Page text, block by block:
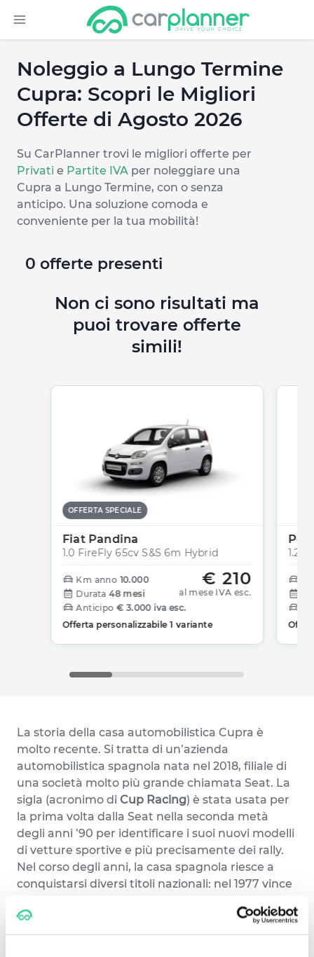
Noleggio a Lungo Termine
Cupra: Scopri le Migliori
Offerte di Agosto 2026
Su CarPlanner trovi le migliori offerte per
Privati e Partite IVA per noleggiare una
Cupra a Lungo Termine, con o senza
anticipo. Una soluzione comoda e
conveniente per la tua mobilità!
0 offerte presenti
Non ci sono risultati ma
puoi trovare offerte
simili!
OFFERTA SPECIALE
Fiat Pandina
1.0 FireFly 65cv S&S 6m Hybrid
€ 210
al mese IVA esc.
Km anno 10.000
Durata 48 mesi
Anticipo € 3.000 iva esc.
Offerta personalizzabile 1 variante
1.2
La storia della casa automobilistica Cupra è
molto recente. Si tratta di un’azienda
automobilistica spagnola nata nel 2018, filiale di
una società molto più grande chiamata Seat. La
sigla (acronimo di Cup Racing) è stata usata per
la prima volta dalla Seat nella seconda metà
degli anni ’90 per identificare i suoi nuovi modelli
di vetture sportive e più precisamente dei rally.
Nel corso degli anni, la casa spagnola riesce a
conquistarsi diversi titoli nazionali: nel 1977 vince
124D Especial 1800
guidata dall’ibericoAntonio